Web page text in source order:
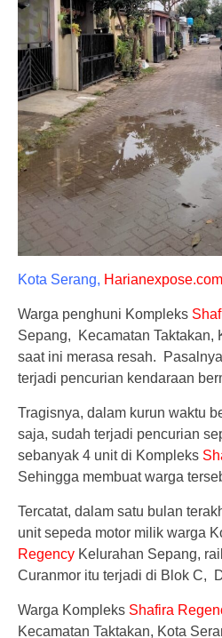
Kota Serang,
Warga penghuni Kompleks
Sepang, Kecamatan Taktakan,
saat ini merasa resah.
terjadi pencurian kendaraan
Tragisnya, dalam kurun waktu
saja, sudah terjadi pencurian
sebanyak 4 unit di Kompleks
Sehingga membuat warga
Tercatat, dalam satu bulan
unit sepeda motor milik warga
Regency Kelurahan Sepang,
Curanmor itu terjadi di Blok C,
Warga Kompleks Shafira
Kecamatan Taktakan, Kota